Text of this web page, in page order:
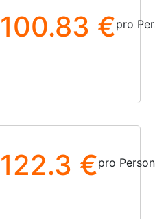
100.83 €pro
122.3 €pro Person